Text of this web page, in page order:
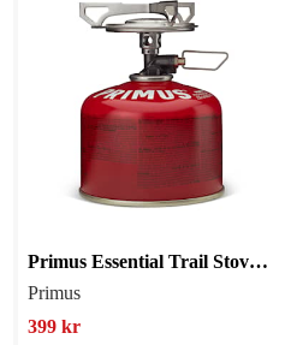
Primus Essential Trail Stove Stormkök
Primus
399 kr